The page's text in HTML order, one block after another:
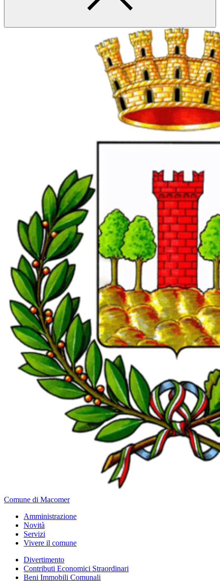
Comune di Macomer
Amministrazione
Novità
Servizi
Vivere il comune
Divertimento
Contributi Economici Straordinari
Beni Immobili Comunali